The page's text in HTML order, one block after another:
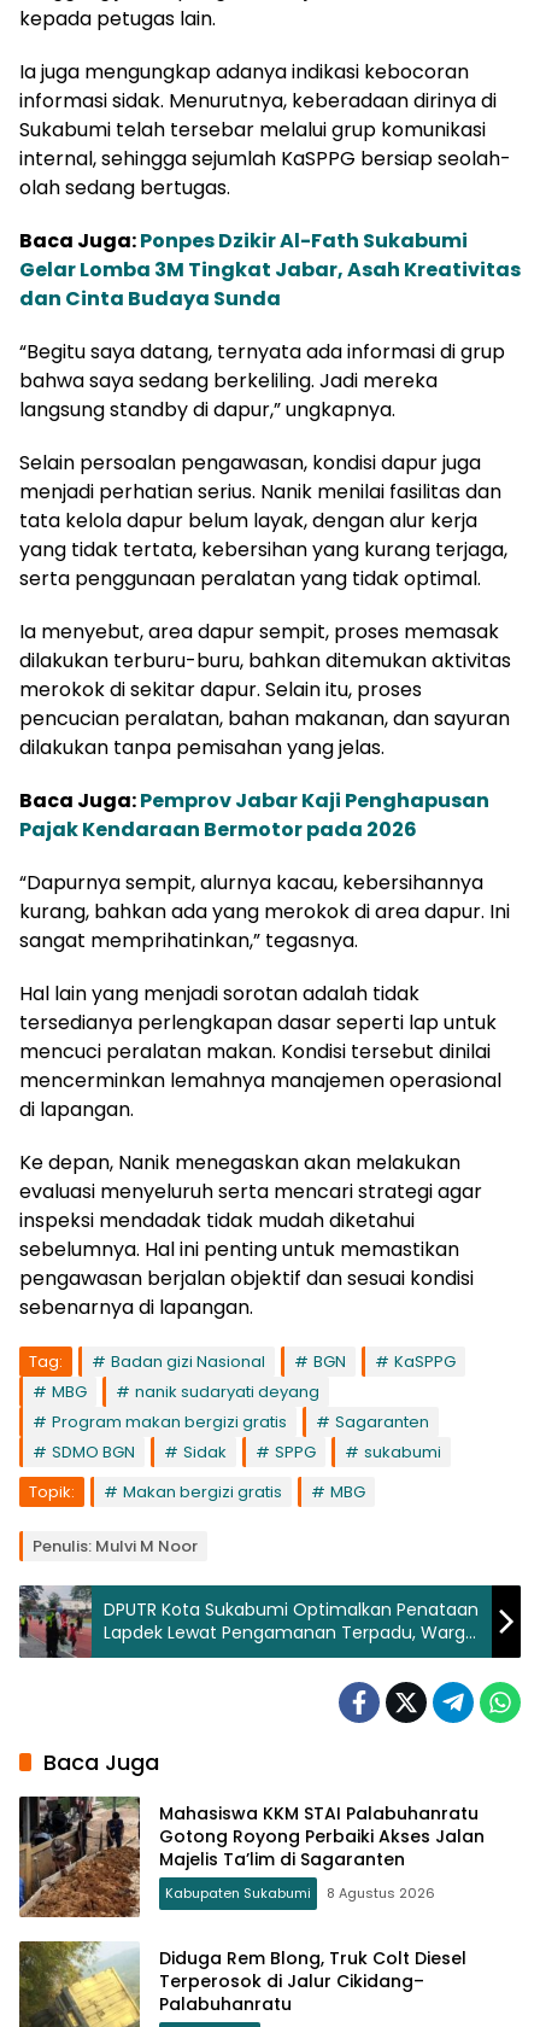
kepada petugas lain.
Ia juga mengungkap adanya indikasi kebocoran
informasi sidak. Menurutnya, keberadaan dirinya di
Sukabumi telah tersebar melalui grup komunikasi
internal, sehingga sejumlah KaSPPG bersiap seolah-
olah sedang bertugas.
Baca Juga:Ponpes Dzikir Al-Fath Sukabumi
Gelar Lomba 3M Tingkat Jabar, Asah Kreativitas
dan Cinta Budaya Sunda
“Begitu saya datang, ternyata ada informasi di grup
bahwa saya sedang berkeliling. Jadi mereka
langsung standby di dapur,” ungkapnya.
Selain persoalan pengawasan, kondisi dapur juga
menjadi perhatian serius. Nanik menilai fasilitas dan
tata kelola dapur belum layak, dengan alur kerja
yang tidak tertata, kebersihan yang kurang terjaga,
serta penggunaan peralatan yang tidak optimal.
Ia menyebut, area dapur sempit, proses memasak
dilakukan terburu-buru, bahkan ditemukan aktivitas
merokok di sekitar dapur. Selain itu, proses
pencucian peralatan, bahan makanan, dan sayuran
dilakukan tanpa pemisahan yang jelas.
Baca Juga:Pemprov Jabar Kaji Penghapusan
Pajak Kendaraan Bermotor pada 2026
“Dapurnya sempit, alurnya kacau, kebersihannya
kurang, bahkan ada yang merokok di area dapur. Ini
sangat memprihatinkan,” tegasnya.
Hal lain yang menjadi sorotan adalah tidak
tersedianya perlengkapan dasar seperti lap untuk
mencuci peralatan makan. Kondisi tersebut dinilai
mencerminkan lemahnya manajemen operasional
di lapangan.
Ke depan, Nanik menegaskan akan melakukan
evaluasi menyeluruh serta mencari strategi agar
inspeksi mendadak tidak mudah diketahui
sebelumnya. Hal ini penting untuk memastikan
pengawasan berjalan objektif dan sesuai kondisi
sebenarnya di lapangan.
Tag: Badan gizi Nasional BGN
KaSPPG
MBG
nanik sudaryati deyang
Program makan bergizi gratis
Sagaranten
SDMO BGN
Sidak SPPG
sukabumi
Topik:
Makan bergizi gratis MBG
Penulis: Mulvi M Noor
DPUTR Kota Sukabumi Optimalkan Penataan
Lapdek Lewat Pengamanan Terpadu, Warga
Kini Kian Nyaman
Baca Juga
Mahasiswa KKM STAI Palabuhanratu
Gotong Royong Perbaiki Akses Jalan
Majelis Ta’lim di Sagaranten
Kabupaten Sukabumi 8 Agustus 2026
Diduga Rem Blong, Truk Colt Diesel
Terperosok di Jalur Cikidang–
Palabuhanratu